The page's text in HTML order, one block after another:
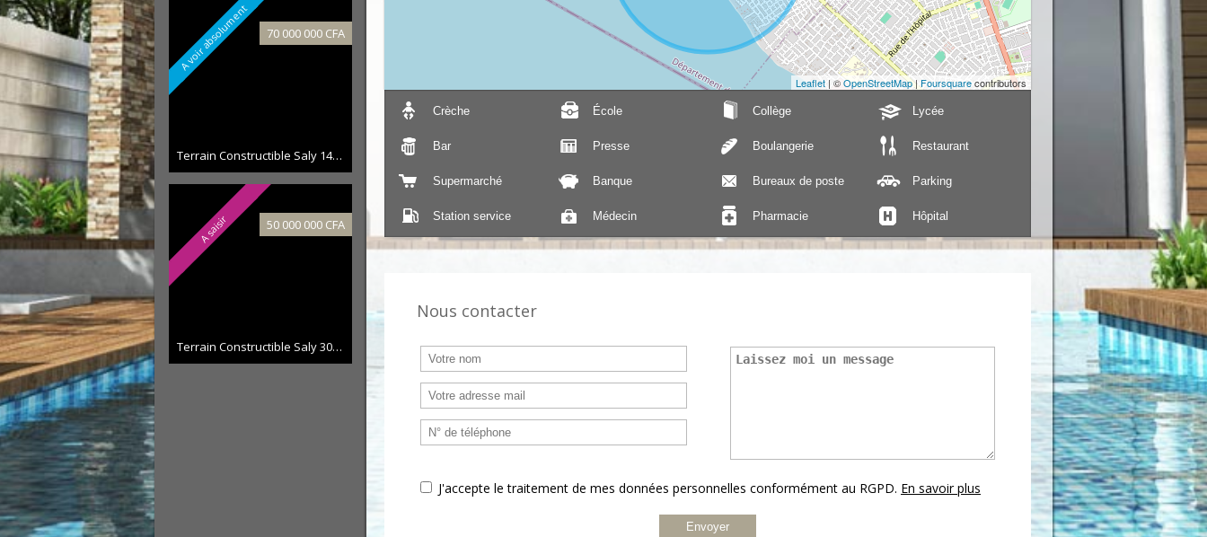
A voir absolument 70 000 000 CFA
Terrain Constructible Saly 1400 m²
A saisir 50 000 000 CFA
Terrain Constructible Saly 300 m²
Leaflet | ©OpenStreetMap|Foursquarecontributors
Crèche École Collège Lycée
Bar Presse Boulangerie Restaurant
Supermarché Banque Bureaux de poste Parking
Station service Médecin Pharmacie Hôpital
Nous contacter
J'accepte le traitement de mes données personnelles conformément au RGPD. En savoir plus